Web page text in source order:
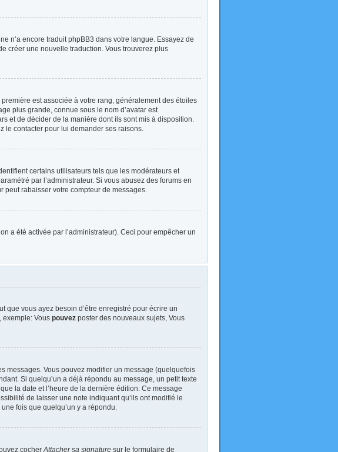
n’a encore traduit phpBB3 dans votre langue. Essayez de
créer une nouvelle traduction. Vous trouverez plus
est associée à votre rang, généralement des étoiles
plus grande, connue sous le nom d’avatar est
et de décider de la manière dont ils sont mis à disposition.
le contacter pour lui demander ses raisons.
certains utilisateurs tels que les modérateurs et
par l’administrateur. Si vous abusez des forums en
peut rabaisser votre compteur de messages.
a été activée par l’administrateur). Ceci pour empêcher un
que vous ayez besoin d’être enregistré pour écrire un
exemple: Vous pouvez poster des nouveaux sujets, Vous
messages. Vous pouvez modifier un message (quelquefois
Si quelqu’un a déjà répondu au message, un petit texte
la date et l’heure de la dernière édition. Ce message
de laisser une note indiquant qu’ils ont modifié le
fois que quelqu’un y a répondu.
cocherAttacher sa signature sur le formulaire de